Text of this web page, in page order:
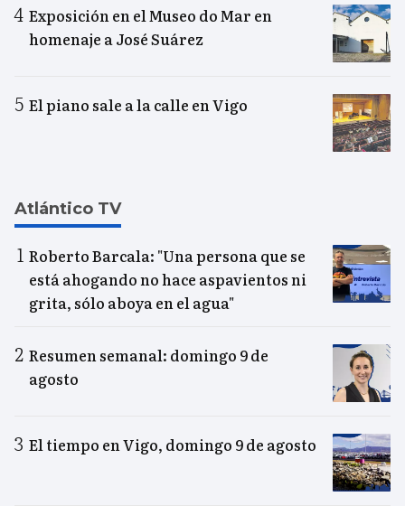
Exposición en el Museo do Mar en
homenaje a José Suárez
El piano sale a la calle en Vigo
Atlántico TV
Roberto Barcala: "Una persona que se
está ahogando no hace aspavientos ni
grita, sólo aboya en el agua"
Resumen semanal: domingo 9 de
agosto
El tiempo en Vigo, domingo 9 de agosto